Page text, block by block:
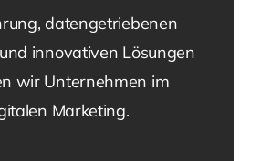
datengetriebenen
innovativen Lösungen
wir Unternehmen im
Marketing.